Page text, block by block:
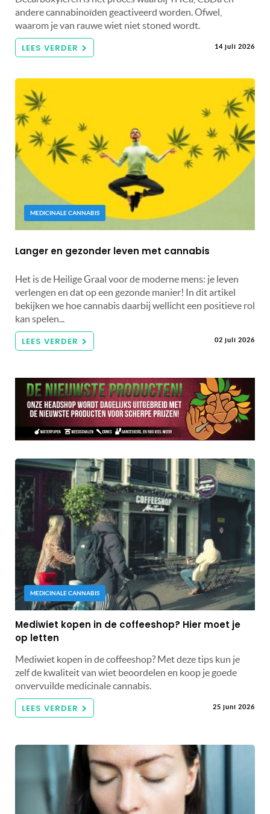
andere cannabinoïden geactiveerd worden. Ofwel,
waarom je van rauwe wiet niet stoned wordt.
LEES VERDER 14 juli 2026
MEDICINALE CANNABIS
Langer en gezonder leven met cannabis
Het is de Heilige Graal voor de moderne mens: je leven
verlengen en dat op een gezonde manier! In dit artikel
bekijken we hoe cannabis daarbij wellicht een positieve rol
kan spelen...
LEES VERDER 02 juli 2026
MEDICINALE CANNABIS
Mediwiet kopen in de coffeeshop? Hier moet je
op letten
Mediwiet kopen in de coffeeshop? Met deze tips kun je
zelf de kwaliteit van wiet beoordelen en koop je goede
onvervuilde medicinale cannabis.
LEES VERDER 25 juni 2026